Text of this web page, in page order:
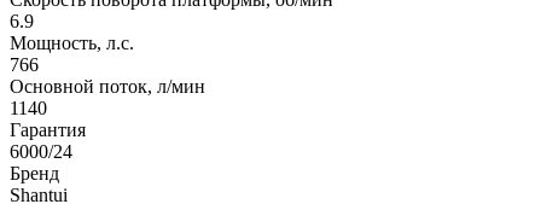
6.9
Мощность, л.с.
766
Основной поток, л/мин
1140
Гарантия
6000/24
Бренд
Shantui